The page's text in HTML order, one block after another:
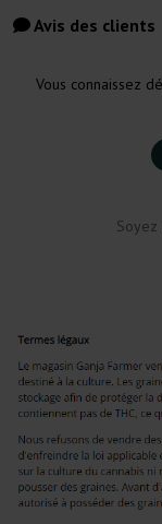
Avis des clients
Vous connaissez